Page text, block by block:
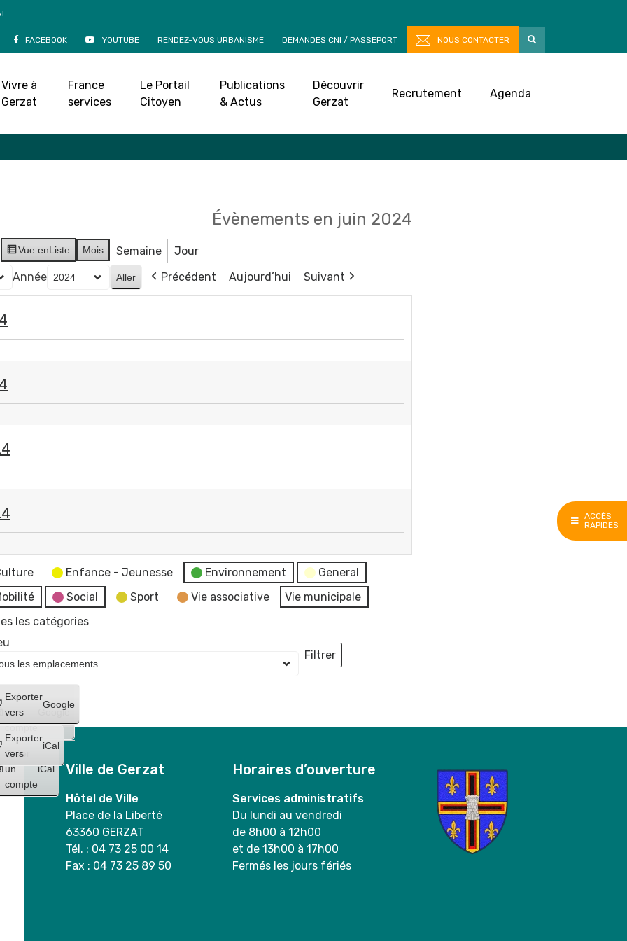
ACCÈS
RAPIDES
FACEBOOK YOUTUBE RENDEZ-VOUS URBANISME DEMANDES CNI / PASSEPORT NOUS CONTACTER
Vivre à
Gerzat
France
services
Le Portail
Citoyen
Publications
& Actus
Découvrir
Gerzat
Recrutement Agenda
Accueil»Agenda
Évènements en juin 2024
Vue enListe Mois Semaine
Jour
Année Précédent Aujourd’hui Suivant
Enfance - Jeunesse Environnement
General
Social Sport Vie associative
Vie municipale
les catégories
Créer
un
compte
Google
Créer
un
compte
iCal
Exporter
vers
Google
Exporter
vers
iCal
Filtrer
Lieux
Ville de Gerzat
Hôtel de Ville
Place de la Liberté
63360 GERZAT
Tél. : 04 73 25 00 14
Fax : 04 73 25 89 50
Horaires d’ouverture
Services administratifs
Du lundi au vendredi
de 8h00 à 12h00
et de 13h00 à 17h00
Fermés les jours fériés